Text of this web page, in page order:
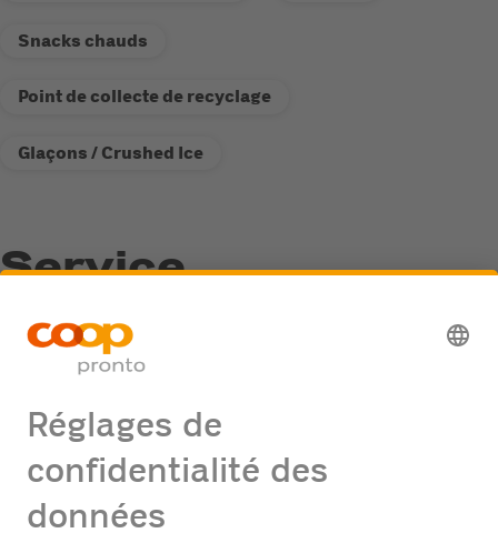
Snacks chauds
Point de collecte de recyclage
Glaçons / Crushed Ice
Service
Point de collecte de recyclage
Offres d'emploi